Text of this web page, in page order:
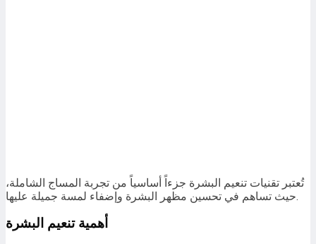
تُعتبر تقنيات تنعيم البشرة جزءاً أساسياً من تجربة المساج الشاملة،
حيث تساهم في تحسين مظهر البشرة وإضفاء لمسة جميلة عليها.
أهمية تنعيم البشرة